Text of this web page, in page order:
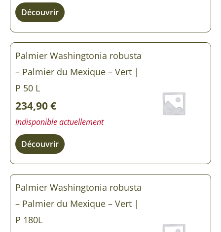
Découvrir
Palmier Washingtonia robusta
– Palmier du Mexique – Vert |
P 50 L
234,90€
Indisponible actuellement
Découvrir
Palmier Washingtonia robusta
– Palmier du Mexique – Vert |
P 180L